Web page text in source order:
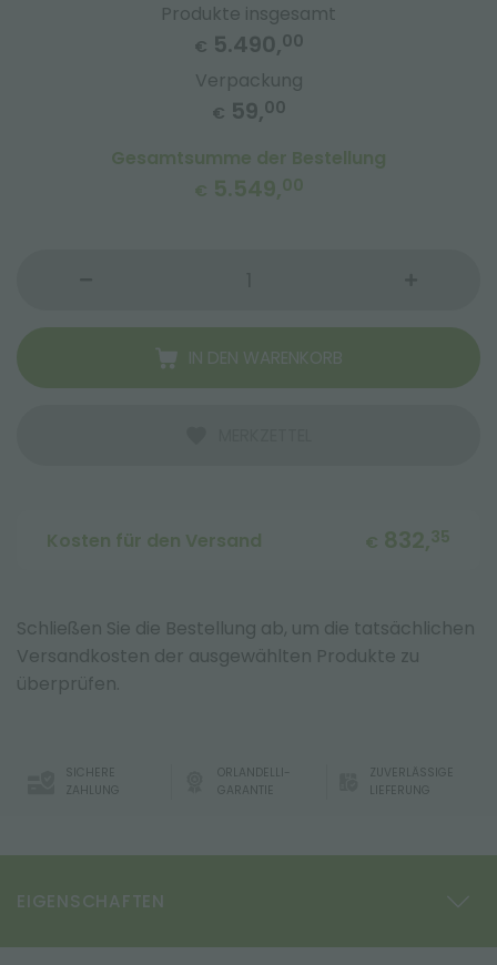
Produkte insgesamt
€ 5.490,00
Verpackung
€ 59,00
Gesamtsumme der Bestellung
€ 5.549,00
IN DEN WARENKORB
Kosten für den Versand € 832,35
Schließen Sie die Bestellung ab, um die tatsächlichen
Versandkosten der ausgewählten Produkte zu
überprüfen.
SICHERE
ZAHLUNG
ORLANDELLI-
GARANTIE
ZUVERLÄSSIGE
LIEFERUNG
EIGENSCHAFTEN